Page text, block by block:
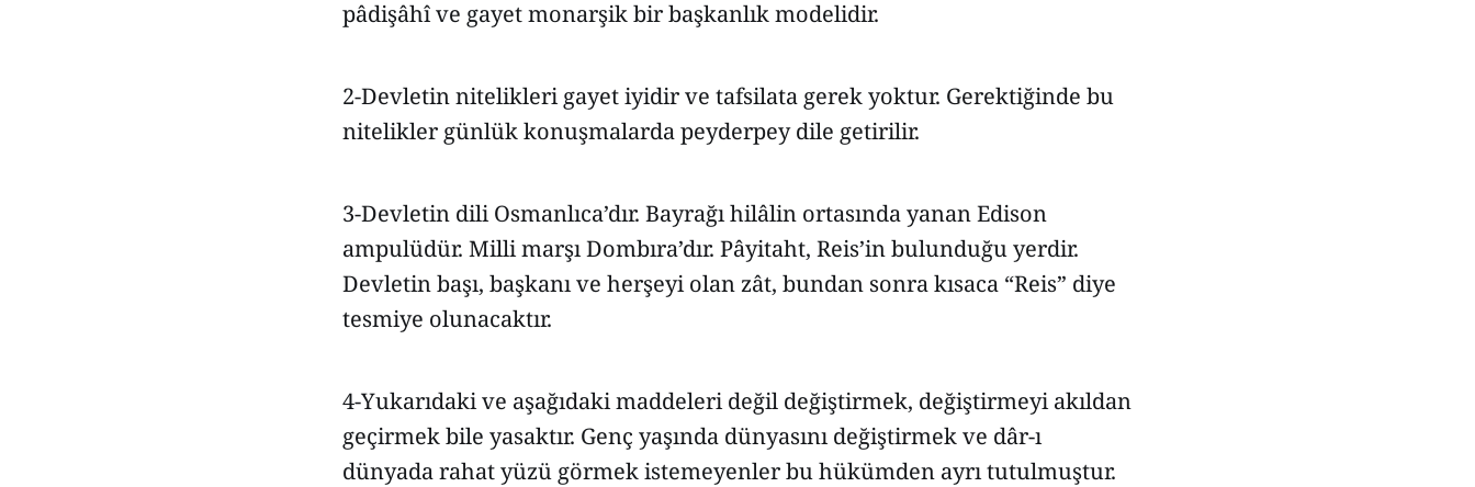
pâdişâhî ve gayet monarşik bir başkanlık modelidir.
2-Devletin nitelikleri gayet iyidir ve tafsilata gerek yoktur. Gerektiğinde bu
nitelikler günlük konuşmalarda peyderpey dile getirilir.
3-Devletin dili Osmanlıca’dır. Bayrağı hilâlin ortasında yanan Edison
ampulüdür. Milli marşı Dombıra’dır. Pâyitaht, Reis’in bulunduğu yerdir.
Devletin başı, başkanı ve herşeyi olan zât, bundan sonra kısaca “Reis” diye
tesmiye olunacaktır.
4-Yukarıdaki ve aşağıdaki maddeleri değil değiştirmek, değiştirmeyi akıldan
geçirmek bile yasaktır. Genç yaşında dünyasını değiştirmek ve dâr-ı
dünyada rahat yüzü görmek istemeyenler bu hükümden ayrı tutulmuştur.